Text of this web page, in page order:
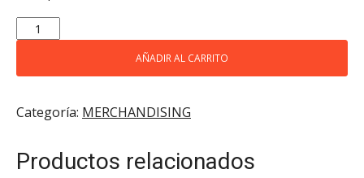
BUFANDA
CANTIDAD
AÑADIR AL CARRITO
Categoría: MERCHANDISING
Productos relacionados